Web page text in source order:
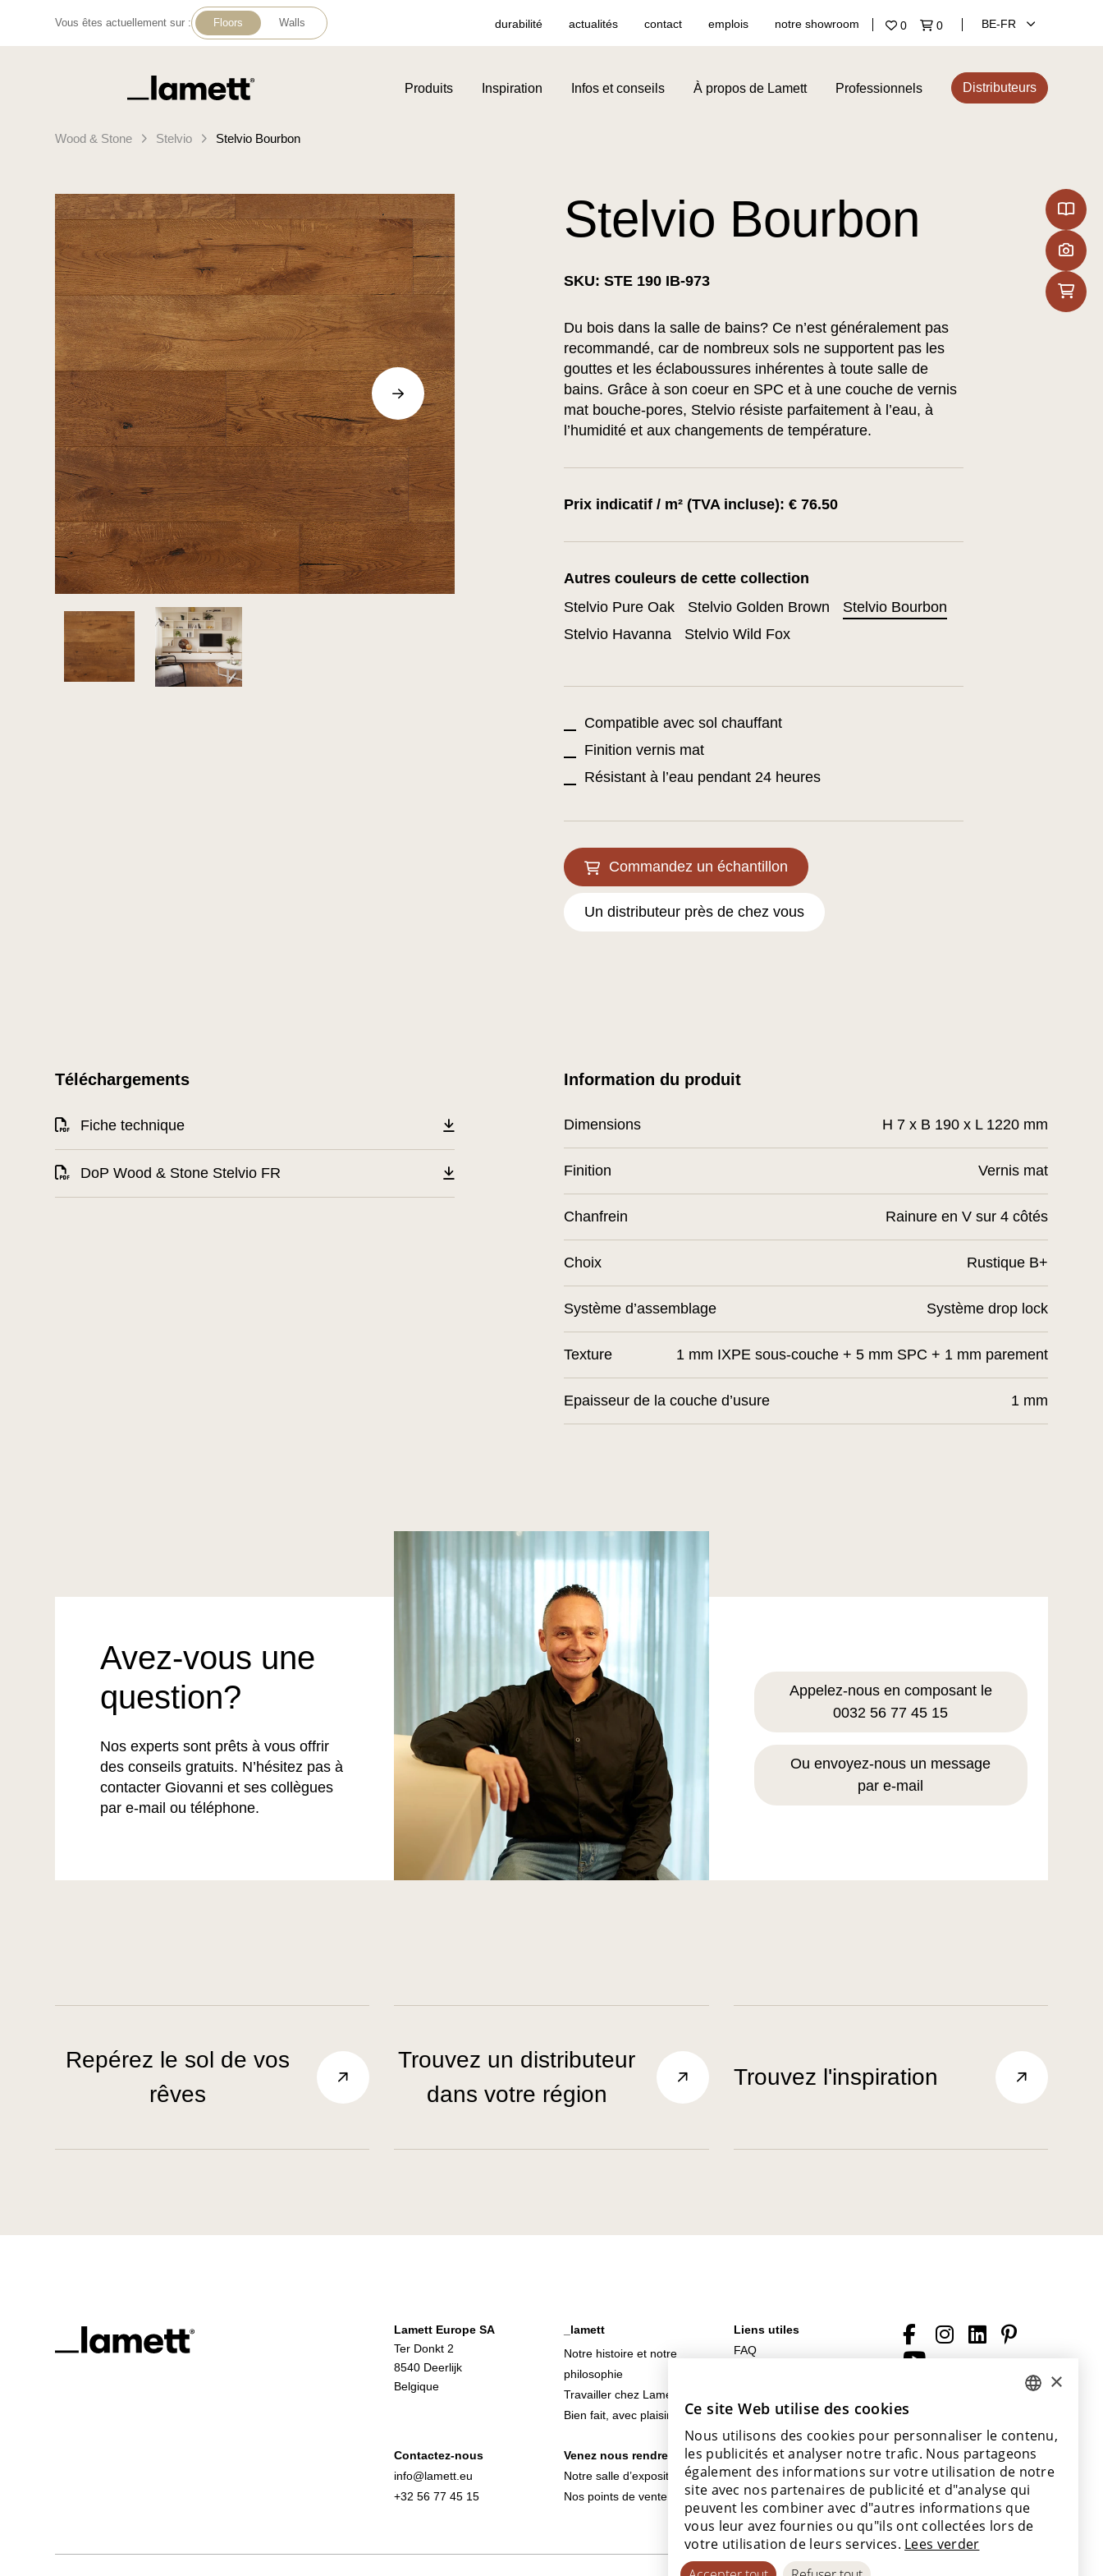
Vous êtes actuellement sur : Floors Walls durabilité actualités contact emplois notre showroom 0 0 BE‑FR
Retour à la page d'accueil Produits Inspiration Infos et conseils À propos de Lamett Professionnels Distributeurs
Wood & Stone Stelvio Stelvio Bourbon
Stelvio Bourbon
SKU: STE 190 IB-973
Du bois dans la salle de bains? Ce n’est généralement pas
recommandé, car de nombreux sols ne supportent pas les
gouttes et les éclaboussures inhérentes à toute salle de
bains. Grâce à son coeur en SPC et à une couche de vernis
mat bouche-pores, Stelvio résiste parfaitement à l’eau, à
l’humidité et aux changements de température.
Prix indicatif / m² (TVA incluse): € 76.50
Autres couleurs de cette collection
Stelvio Pure Oak
Stelvio Golden Brown
Stelvio Bourbon
Stelvio Havanna
Stelvio Wild Fox
Compatible avec sol chauffant
Finition vernis mat
Résistant à l’eau pendant 24 heures
Commandez un échantillon
Un distributeur près de chez vous
Téléchargements
Fiche technique
DoP Wood & Stone Stelvio FR
Information du produit
Dimensions H 7 x B 190 x L 1220 mm
Finition Vernis mat
Chanfrein Rainure en V sur 4 côtés
Choix Rustique B+
Système d’assemblage Système drop lock
Texture 1 mm IXPE sous-couche + 5 mm SPC + 1 mm parement
Epaisseur de la couche d’usure 1 mm
Avez-vous une
question?
Nos experts sont prêts à vous offrir
des conseils gratuits. N’hésitez pas à
contacter Giovanni et ses collègues
par e-mail ou téléphone.
Appelez-nous en composant le
0032 56 77 45 15
Ou envoyez-nous un message
par e-mail
Repérez le sol de vos
rêves
Trouvez un distributeur
dans votre région
Trouvez l'inspiration
Lamett Europe SA
Ter Donkt 2
8540 Deerlijk
Belgique
_lamett
Notre histoire et notre
philosophie
Travailler chez Lamett
Bien fait, avec plaisir
Liens utiles
FAQ
vente)
Contactez-nous
info@lamett.eu
+32 56 77 45 15
Venez nous rendre visite
Notre salle d’exposition
Nos points de vente
Avec le soutien de
ENGLISH
POLISH
FRENCH
GERMAN
×
Ce site Web utilise des cookies
Nous utilisons des cookies pour personnaliser le contenu,
les publicités et analyser notre trafic. Nous partageons
également des informations sur votre utilisation de notre
site avec nos partenaires de publicité et d"analyse qui
peuvent les combiner avec d"autres informations que
vous leur avez fournies ou qu"ils ont collectées lors de
votre utilisation de leurs services. Lees verder